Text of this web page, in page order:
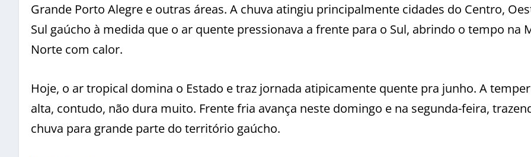
Grande Porto Alegre e outras áreas. A chuva atingiu principalmente cidades do Centro,
Sul gaúcho à medida que o ar quente pressionava a frente para o Sul, abrindo o tempo na
Norte com calor.
Hoje, o ar tropical domina o Estado e traz jornada atipicamente quente pra junho. A
alta, contudo, não dura muito. Frente fria avança neste domingo e na segunda-feira,
chuva para grande parte do território gaúcho.